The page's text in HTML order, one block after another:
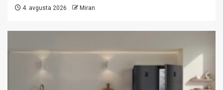
4. avgusta 2026 Miran